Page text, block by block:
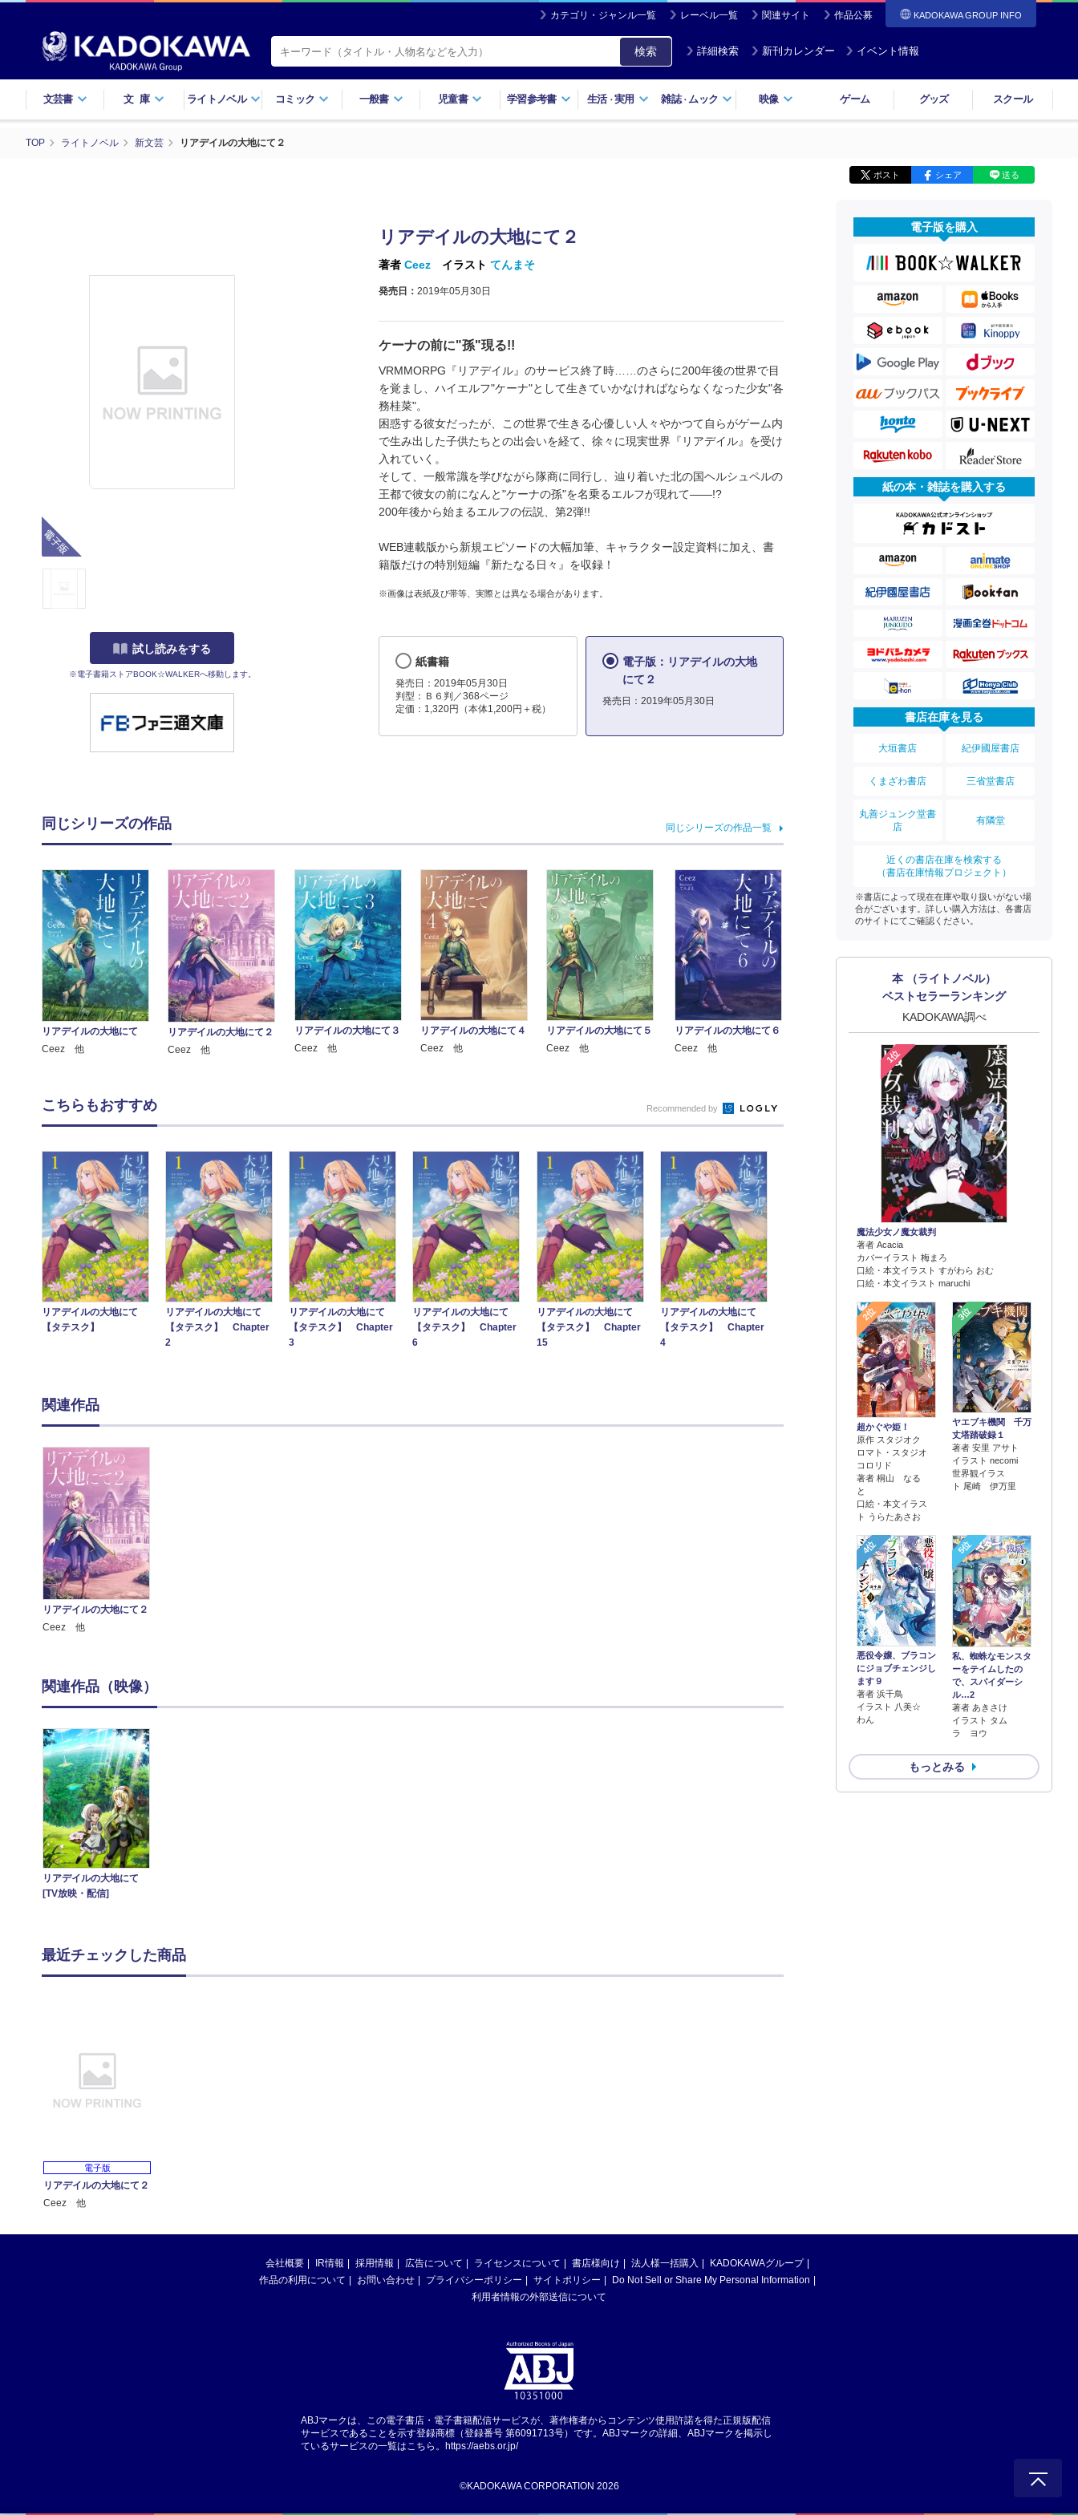
カテゴリ・ジャンル一覧 レーベル一覧 関連サイト 作品公募 KADOKAWA GROUP INFO
検索 詳細検索 新刊カレンダー イベント情報
文芸書 文庫 ライトノベル コミック 一般書 児童書 学習参考書 生活・実用 雑誌・ ムック 映像 ゲーム グッズ スクール
TOP ライトノベル 新文芸 リアデイルの大地にて２
ポスト シェア 送る
試し読みをする
※電子書籍ストアBOOK☆WALKERへ移動します。
リアデイルの大地にて２
著者 Ceez イラスト てんまそ
発売日： 2019年05月30日
ケーナの前に"孫"現る!!
VRMMORPG『リアデイル』のサービス終了時……のさらに200年後の世界で目
を覚まし、ハイエルフ"ケーナ"として生きていかなければならなくなった少女"各
務桂菜"。
困惑する彼女だったが、この世界で生きる心優しい人々やかつて自らがゲーム内
で生み出した子供たちとの出会いを経て、徐々に現実世界『リアデイル』を受け
入れていく。
そして、一般常識を学びながら隊商に同行し、辿り着いた北の国ヘルシュペルの
王都で彼女の前になんと"ケーナの孫"を名乗るエルフが現れて――!?
200年後から始まるエルフの伝説、第2弾!!
WEB連載版から新規エピソードの大幅加筆、キャラクター設定資料に加え、書
籍版だけの特別短編『新たなる日々』を収録！
※画像は表紙及び帯等、実際とは異なる場合があります。
紙書籍
発売日：2019年05月30日
判型：Ｂ６判／368ページ
定価：1,320円（本体1,200円＋税）
電子版：リアデイルの大地
にて２
発売日：2019年05月30日
同じシリーズの作品 同じシリーズの作品一覧
リアデイルの大地にて
Ceez 他
リアデイルの大地にて２
Ceez 他
リアデイルの大地にて３
Ceez 他
リアデイルの大地にて４
Ceez 他
リアデイルの大地にて５
Ceez 他
リアデイルの大地にて６
Ceez 他
電子版を購入
紙の本・雑誌を購入する
書店在庫を見る
大垣書店 紀伊國屋書店
くまざわ書店 三省堂書店
丸善ジュンク堂書
店
有隣堂
近くの書店在庫を検索する
（書店在庫情報プロジェクト）
※書店によって現在在庫や取り扱いがない場
合がございます。詳しい購入方法は、各書店
のサイトにてご確認ください。
本 （ライトノベル）
ベストセラーランキング
KADOKAWA調べ
1位
魔法少女ノ魔女裁判
著者 Acacia
カバーイラスト 梅まろ
口絵・本文イラスト すがわら おむ
口絵・本文イラスト maruchi
2位
超かぐや姫！
原作 スタジオク
ロマト・スタジオ
コロリド
著者 桐山 なる
と
口絵・本文イラス
ト うらたあさお
3位
ヤエブキ機関 千万
丈塔踏破録１
著者 安里 アサト
イラスト necomi
世界観イラス
ト 尾崎 伊万里
4位
悪役令嬢、ブラコン
にジョブチェンジし
ます９
著者 浜千鳥
イラスト 八美☆
わん
5位
私、蜘蛛なモンスタ
ーをテイムしたの
で、スパイダーシ
ル…2
著者 あきさけ
イラスト タム
ラ ヨウ
もっとみる
こちらもおすすめ Recommended by
リアデイルの大地にて
【タテスク】
リアデイルの大地にて
【タテスク】 Chapter
2
リアデイルの大地にて
【タテスク】 Chapter
3
リアデイルの大地にて
【タテスク】 Chapter
6
リアデイルの大地にて
【タテスク】 Chapter
15
リアデイルの大地にて
【タテスク】 Chapter
4
関連作品
リアデイルの大地にて２
Ceez 他
関連作品（映像）
リアデイルの大地にて
[TV放映・配信]
最近チェックした商品
電子版
リアデイルの大地にて２
Ceez 他
会社概要 IR情報 採用情報 広告について ライセンスについて 書店様向け 法人様一括購入
KADOKAWAグループ
作品の利用について
お問い合わせ プライバシーポリシー サイトポリシー
Do Not Sell or Share My Personal Information
利用者情報の外部送信について
ABJマークは、この電子書店・電子書籍配信サービスが、著作権者からコンテンツ使用許諾を得た正規版配信
サービスであることを示す登録商標（登録番号 第6091713号）です。ABJマークの詳細、ABJマークを掲示し
ているサービスの一覧はこちら。 https://aebs.or.jp/
©KADOKAWA CORPORATION 2026